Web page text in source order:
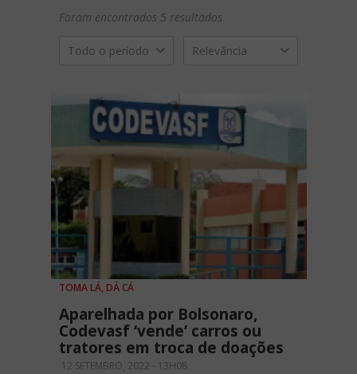
Foram encontrados 5 resultados
Todo o período Relevância
TOMA LÁ, DÁ CÁ
Aparelhada por Bolsonaro,
Codevasf ‘vende’ carros ou
tratores em troca de doações
12 SETEMBRO, 2022 - 13H08